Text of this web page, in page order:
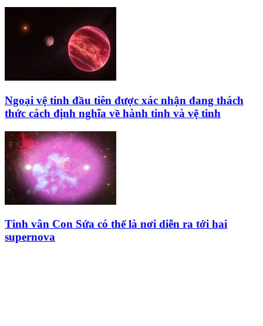
Ngoại vệ tinh đầu tiên được xác nhận đang thách
thức cách định nghĩa về hành tinh và vệ tinh
Tinh vân Con Sứa có thể là nơi diễn ra tới hai
supernova